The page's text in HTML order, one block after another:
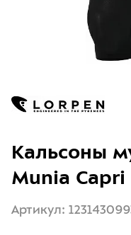
Кальсоны
Munia Capri
Артикул: